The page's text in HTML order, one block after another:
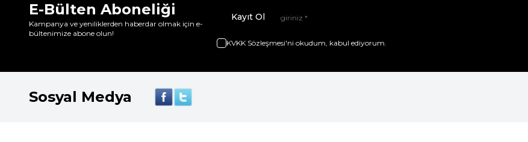
E-Bülten Aboneliği
Kampanya ve yeniliklerden haberdar olmak için e-
bültenimize abone olun!
Kayıt Ol
KVKK Sözleşmesi'ni okudum, kabul ediyorum.
Sosyal Medya